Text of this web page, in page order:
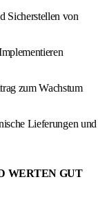
Sicherstellen von
zum Wachstum
Lieferungen und
WERTEN GUT